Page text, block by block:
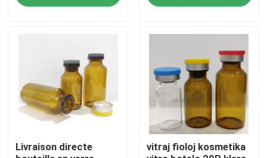
À propos de nous
Contrôle de la qualité
Nous contacter
Livraison directe
vitraj fioloj kosmetika